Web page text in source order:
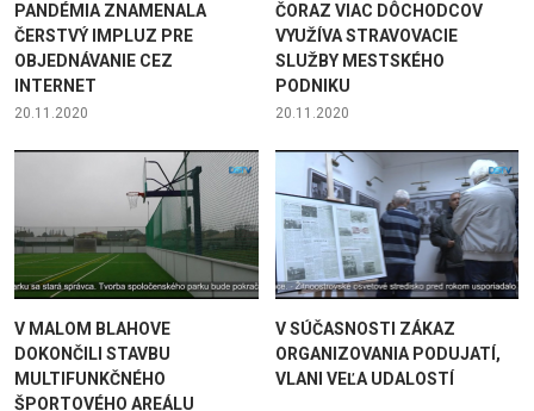
PANDÉMIA ZNAMENALA
ČERSTVÝ IMPLUZ PRE
OBJEDNÁVANIE CEZ
INTERNET
20.11.2020
ČORAZ VIAC DÔCHODCOV
VYUŽÍVA STRAVOVACIE
SLUŽBY MESTSKÉHO
PODNIKU
20.11.2020
V MALOM BLAHOVE
DOKONČILI STAVBU
MULTIFUNKČNÉHO
ŠPORTOVÉHO AREÁLU
V SÚČASNOSTI ZÁKAZ
ORGANIZOVANIA PODUJATÍ,
VLANI VEĽA UDALOSTÍ